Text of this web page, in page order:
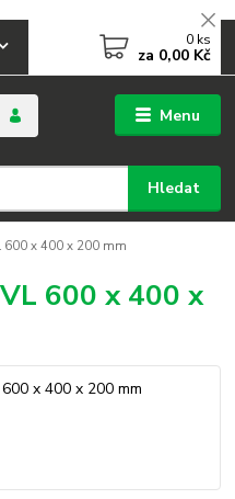
Menu
Hledat
0 ks
za 0,00 Kč
600 x 400 x 200 mm
600 x 400 x